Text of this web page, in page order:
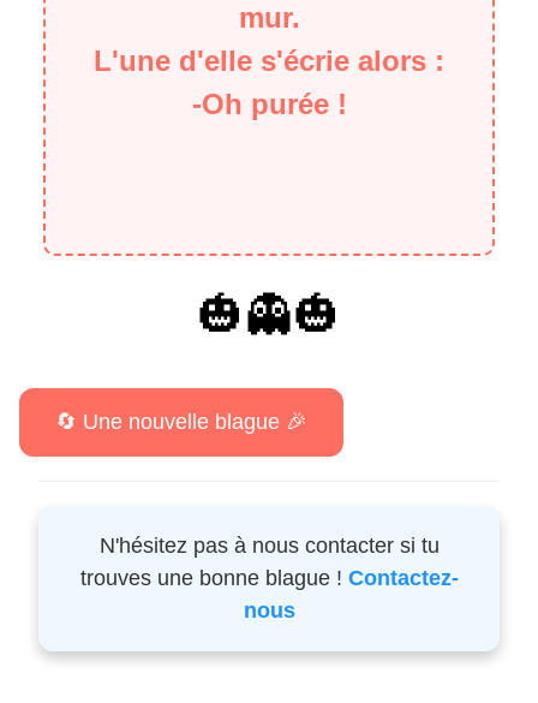
mur.
L'une d'elle s'écrie alors :
-Oh purée !
🎃👻🎃
N'hésitez pas à nous contacter si tu
trouves une bonne blague ! Contactez-
nous